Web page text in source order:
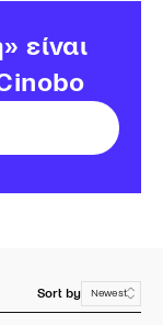
είναι
Sort by Newest